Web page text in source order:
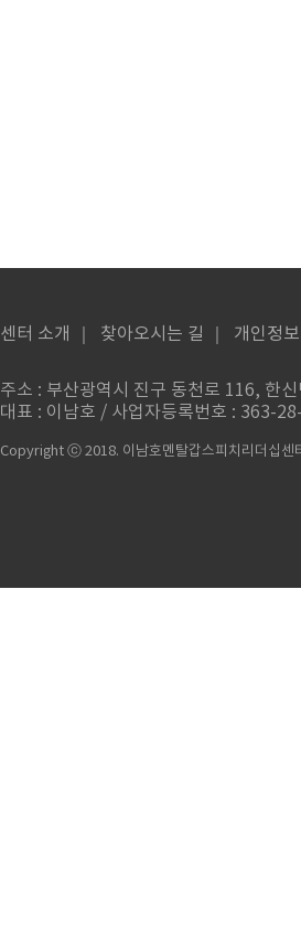
센터 소개 찾아오시는 길 개인정
주소 : 부산광역시 진구 동천로 116, 한
대표 : 이남호 / 사업자등록번호 : 363-
Copyright ⓒ 2018. 이남호멘탈갑스피치리더십